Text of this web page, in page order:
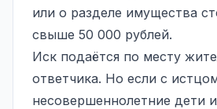
или о разделе имущества
свыше 50 000 рублей.
Иск подаётся по месту
ответчика. Но если с
несовершеннолетние дети